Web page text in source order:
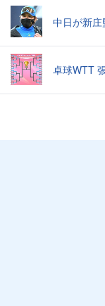
中日が新
卓球WTT